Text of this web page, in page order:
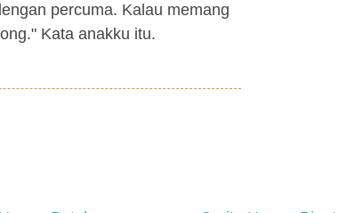
percuma. Kalau memang
Kata anakku itu.